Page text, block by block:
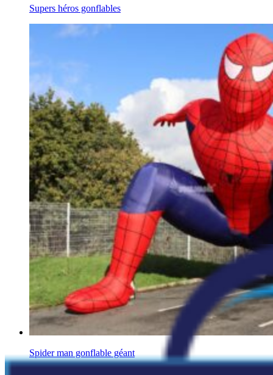
Supers héros gonflables
Spider man gonflable géant